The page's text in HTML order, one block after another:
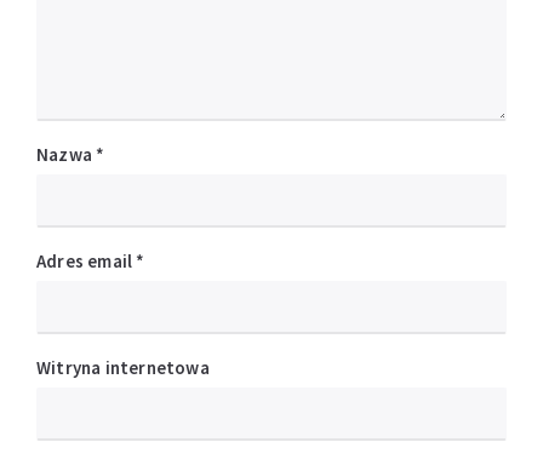
Nazwa *
Adres email *
Witryna internetowa